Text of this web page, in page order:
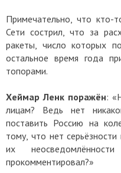
Примечательно, что кто-
Сети сострил, что за
ракеты, число которых
остальное время года
топорами.
Хеймар Ленк поражён:
лицам? Ведь нет
поставить Россию на
тому, что нет
их
прокомментировал?»